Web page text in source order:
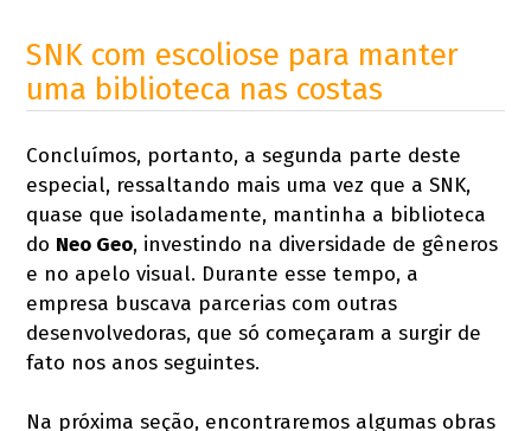
SNK com escoliose para manter
uma biblioteca nas costas
Concluímos, portanto, a segunda parte deste
especial, ressaltando mais uma vez que a SNK,
quase que isoladamente, mantinha a biblioteca
do Neo Geo, investindo na diversidade de gêneros
e no apelo visual. Durante esse tempo, a
empresa buscava parcerias com outras
desenvolvedoras, que só começaram a surgir de
fato nos anos seguintes.
Na próxima seção, encontraremos algumas obras